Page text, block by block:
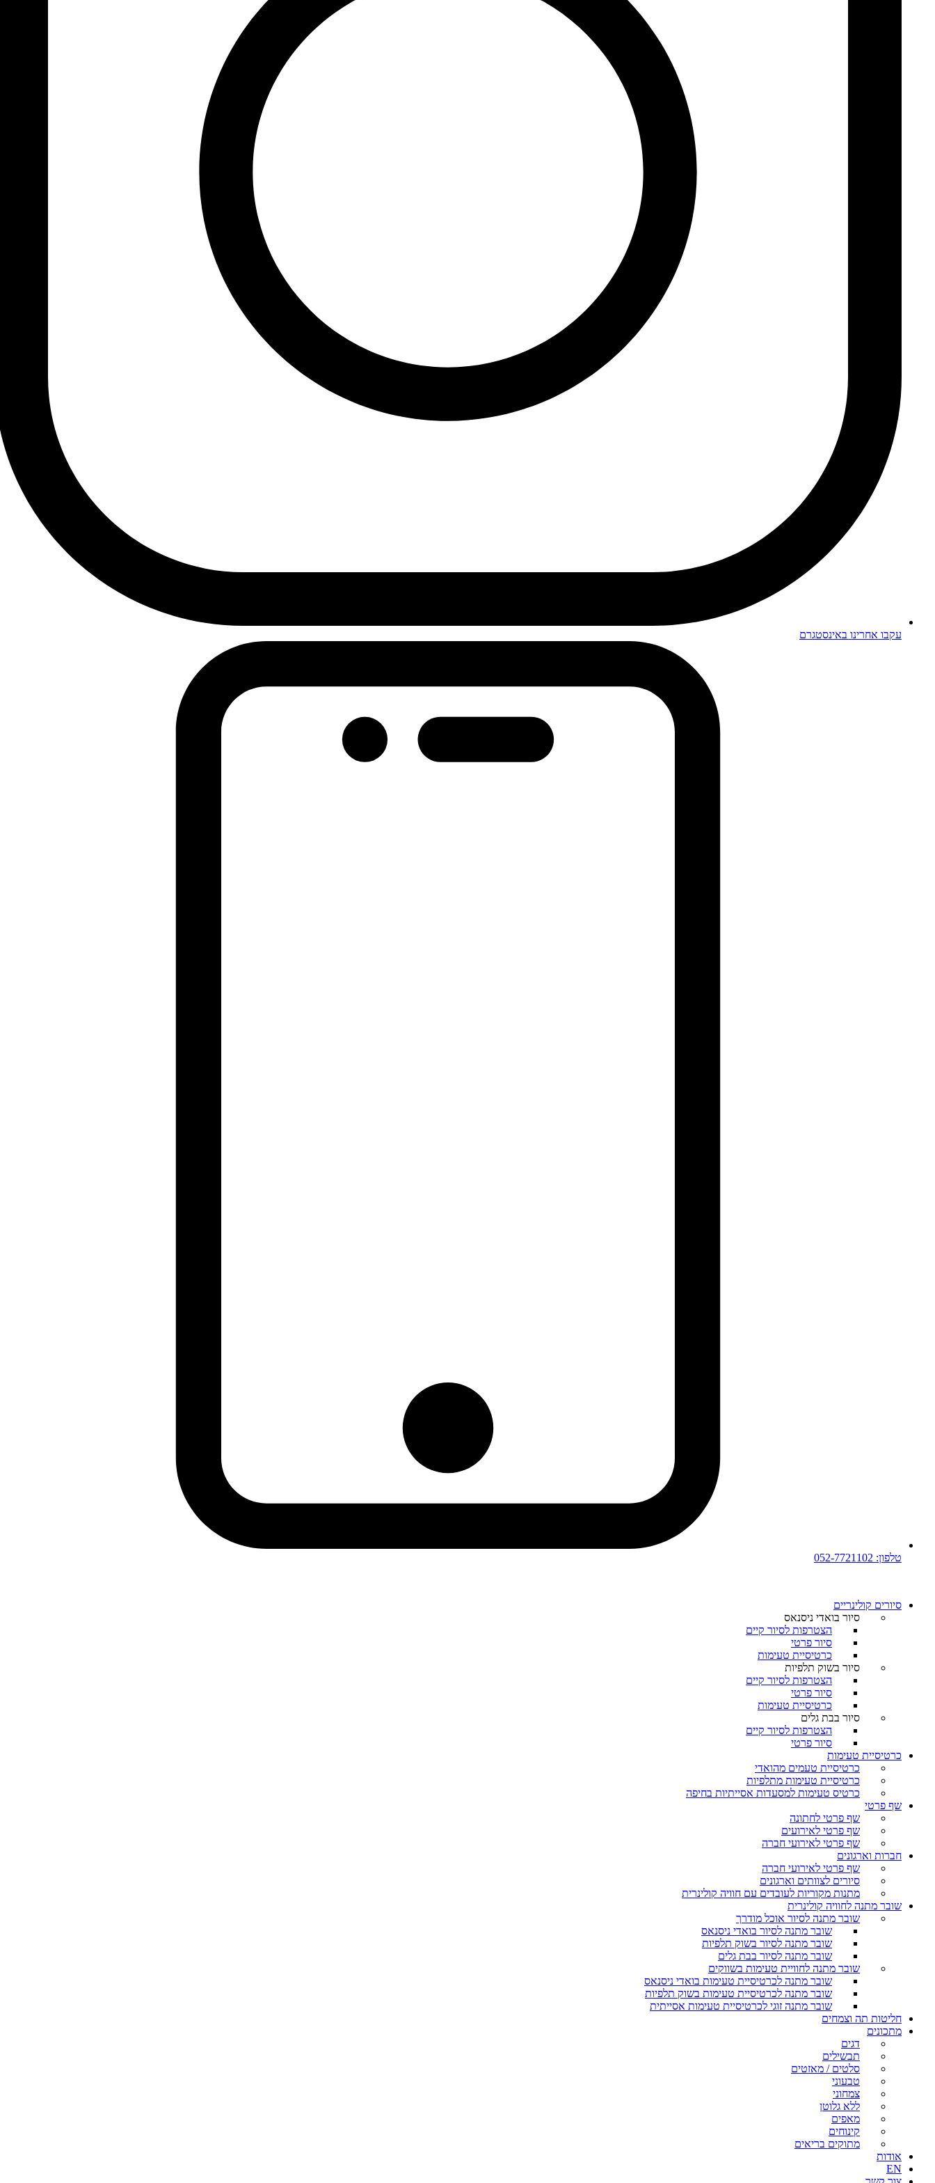
עקבו אחרינו באינסטגרם
טלפון: 052-7721102
סיורים קולינריים​
סיור בואדי ניסנאס
הצטרפות לסיור קיים
סיור פרטי
כרטיסיית טעימות
סיור בשוק תלפיות
הצטרפות לסיור קיים
סיור פרטי
כרטיסיית טעימות
סיור בבת גלים
הצטרפות לסיור קיים
סיור פרטי
כרטיסיית טעימות
כרטיסיית טעמים מהואדי
כרטיסיית טעימות מתלפיות
כרטיס טעימות למסעדות אסייתיות בחיפה
שף פרטי
שף פרטי לחתונה
שף פרטי לאירועים
שף פרטי לאירועי חברה
חברות וארגונים
שף פרטי לאירועי חברה
סיורים לצוותים וארגונים
מתנות מקוריות לעובדים עם חוויה קולינרית
שובר מתנה לחוויה קולינרית
שובר מתנה לסיור אוכל מודרך
שובר מתנה לסיור בואדי ניסנאס
שובר מתנה לסיור בשוק תלפיות
שובר מתנה לסיור בבת גלים
שובר מתנה לחוויית טעימות בשווקים
שובר מתנה לכרטיסיית טעימות בואדי ניסנאס
שובר מתנה לכרטיסיית טעימות בשוק תלפיות
שובר מתנה זוגי לכרטיסיית טעימות אסייתית
חליטות תה וצמחים
מתכונים
דגים
תבשילים
סלטים / מאזטים
טבעוני
צמחוני
ללא גלוטן
מאפים
קינוחים
מתוקים בריאים
אודות
EN